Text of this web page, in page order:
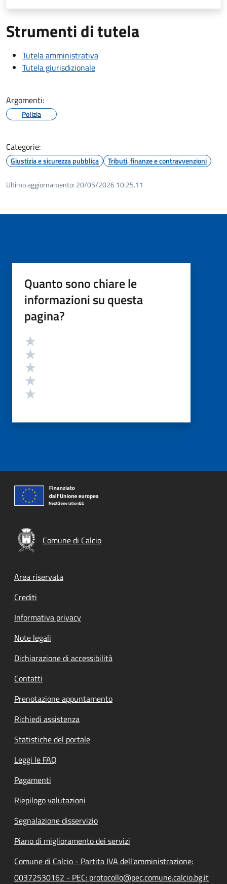
Strumenti di tutela
Tutela amministrativa
Tutela giurisdizionale
Argomenti:
Polizia
Categorie:
Giustizia e sicurezza pubblica Tributi, finanze e contravvenzioni
Ultimo aggiornamento: 20/05/2026 10:25.11
Quanto sono chiare le
informazioni su questa
pagina?
Valutazione
Comune di Calcio
Footer menu
Area riservata
Crediti
Informativa privacy
Note legali
Dichiarazione di accessibilità
Contatti
Prenotazione appuntamento
Richiedi assistenza
Statistiche del portale
Leggi le FAQ
Pagamenti
Riepilogo valutazioni
Segnalazione disservizio
Piano di miglioramento dei servizi
Comune di Calcio - Partita IVA dell'amministrazione:
00372530162 - PEC: protocollo@pec.comune.calcio.bg.it